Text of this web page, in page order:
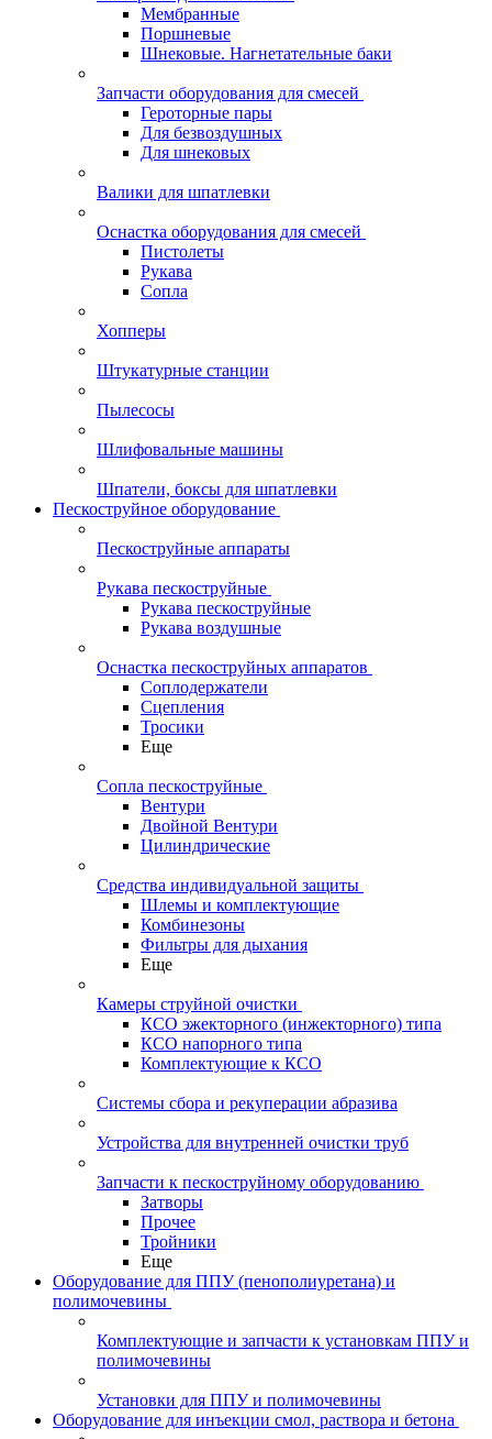
Мембранные
Поршневые
Шнековые. Нагнетательные баки
Запчасти оборудования для смесей
Героторные пары
Для безвоздушных
Для шнековых
Валики для шпатлевки
Оснастка оборудования для смесей
Пистолеты
Рукава
Сопла
Хопперы
Штукатурные станции
Пылесосы
Шлифовальные машины
Шпатели, боксы для шпатлевки
Пескоструйное оборудование
Пескоструйные аппараты
Рукава пескоструйные
Рукава пескоструйные
Рукава воздушные
Оснастка пескоструйных аппаратов
Соплодержатели
Сцепления
Тросики
Еще
Сопла пескоструйные
Вентури
Двойной Вентури
Цилиндрические
Средства индивидуальной защиты
Шлемы и комплектующие
Комбинезоны
Фильтры для дыхания
Еще
Камеры струйной очистки
КСО эжекторного (инжекторного) типа
КСО напорного типа
Комплектующие к КСО
Системы сбора и рекуперации абразива
Устройства для внутренней очистки труб
Запчасти к пескоструйному оборудованию
Затворы
Прочее
Тройники
Еще
Оборудование для ППУ (пенополиуретана) и
полимочевины
Комплектующие и запчасти к установкам ППУ и
полимочевины
Установки для ППУ и полимочевины
Оборудование для инъекции смол, раствора и бетона